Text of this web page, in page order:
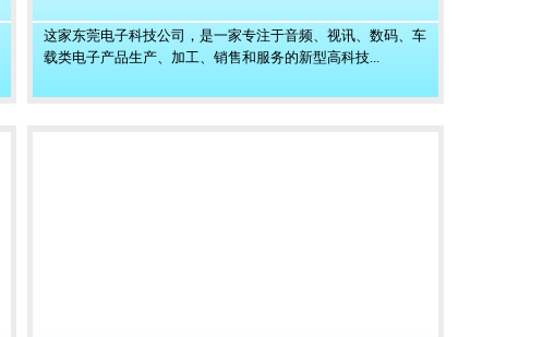
这家东莞电子科技公司，是一家专注于音频、视讯、数码、车
载类电子产品生产、加工、销售和服务的新型高科技...